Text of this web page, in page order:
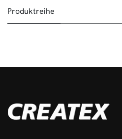
Produktreihe